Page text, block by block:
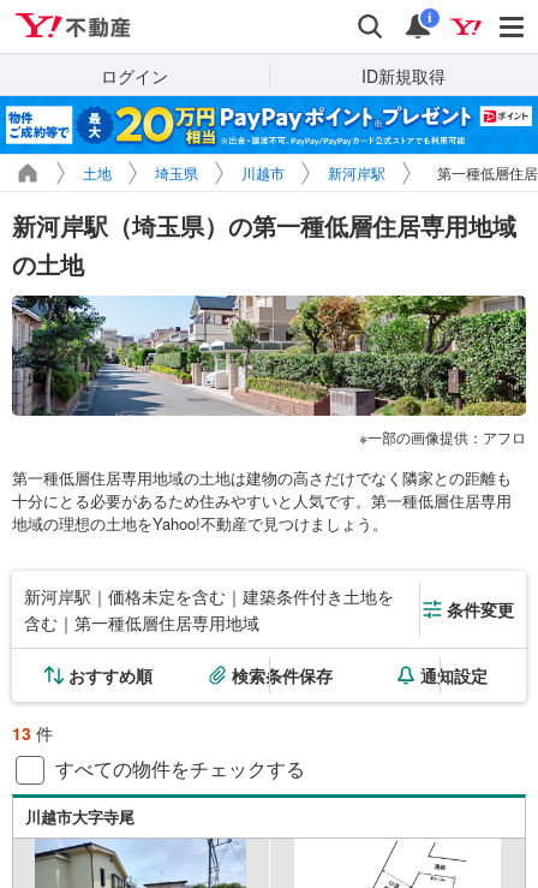
検索 通知
i
ログイン ID新規取得
土地 埼玉県 川越市 新河岸駅 第一種低層住
新河岸駅（埼玉県）の第一種低層住居専用地域
の土地
一部の画像提供：アフロ
第一種低層住居専用地域の土地は建物の高さだけでなく隣家との距離も
十分にとる必要があるため住みやすいと人気です。第一種低層住居専用
地域の理想の土地をYahoo!不動産で見つけましょう。
新河岸駅｜価格未定を含む｜建築条件付き土地を
含む｜第一種低層住居専用地域
条件変更
おすすめ順 検索条件保存 通知設定
13 件
すべての物件をチェックする
川越市大字寺尾